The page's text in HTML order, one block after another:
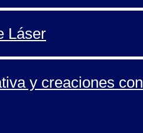
Láser
y creaciones con